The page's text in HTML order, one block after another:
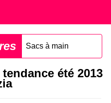
Sacs à main
été 2013